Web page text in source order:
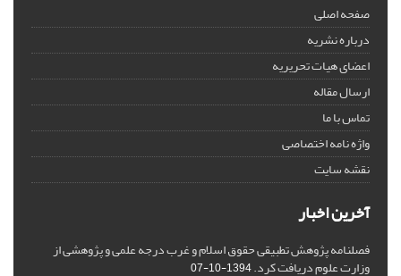
صفحه اصلی
درباره نشریه
اعضای هیات تحریریه
ارسال مقاله
تماس با ما
واژه نامه اختصاصی
نقشه سایت
آخرین اخبار
فصلنامه پژوهش تطبیقی حقوق اسلام و غرب درجه علمی و پژوهشی از
وزارت علوم دریافت کرد.1394-10-07